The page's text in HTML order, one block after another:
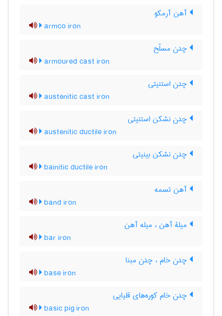
آهن آرمکو
armco iron
چدن مسلّح
armoured cast iron
چدن استنیتی
austenitic cast iron
چدن نشکن استنیتی
austenitic ductile iron
چدن نشکن بینیتی
bainitic ductile iron
آهن تسمه
band iron
میلۀ آهن ، میله آهن
bar iron
چدن خام ، چدن مبنا
base iron
چدن خام کوره‌های قلیایی
basic pig iron